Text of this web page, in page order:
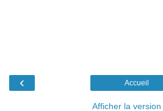
‹ Accueil
Afficher la version